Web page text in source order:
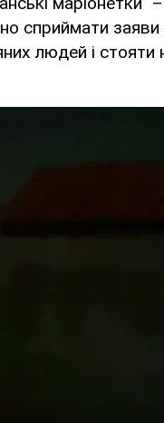
сприймати
людей і